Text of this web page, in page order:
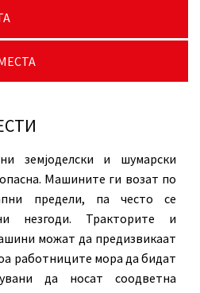
земјоделски и шумарски
Машините ги возат по
предели, па често се
незгоди. Тракторите и
можат да предизвикаат
работниците мора да бидат
да носат соодветна